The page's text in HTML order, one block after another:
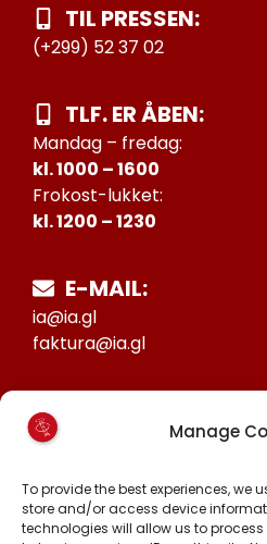
Manage
To provide the best experiences, we
store and/or access device
technologies will allow us to
TIL PRESSEN:
(+299) 52 37 02
TLF. ER ÅBEN:
Mandag – fredag:
kl. 1000 – 1600
Frokost-lukket:
kl. 1200 – 1230
E-MAIL:
ia@ia.gl
faktura@ia.gl
25027388
KONTO NR:
6471-1511626